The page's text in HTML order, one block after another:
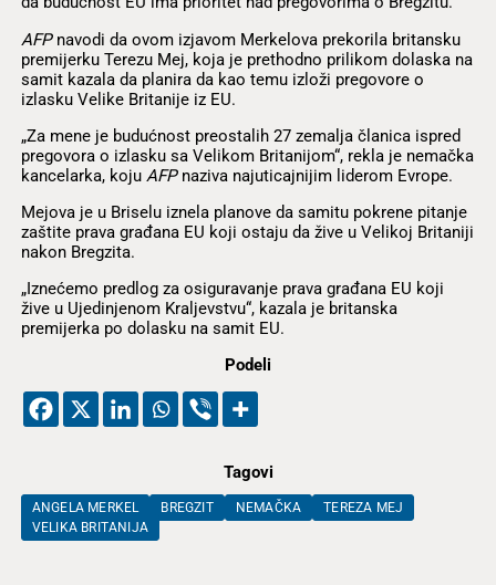
AFPnavodi da ovom izjavom Merkelova prekorila britansku
premijerku Terezu Mej, koja je prethodno prilikom dolaska na
samit kazala da planira da kao temu izloži pregovore o
izlasku Velike Britanije iz EU.
„Za mene je budućnost preostalih 27 zemalja članica ispred
pregovora o izlasku sa Velikom Britanijom“, rekla je nemačka
kancelarka, koju AFPnaziva najuticajnijim liderom Evrope.
Mejova je u Briselu iznela planove da samitu pokrene pitanje
zaštite prava građana EU koji ostaju da žive u Velikoj Britaniji
nakon Bregzita.
„Iznećemo predlog za osiguravanje prava građana EU koji
žive u Ujedinjenom Kraljevstvu“, kazala je britanska
premijerka po dolasku na samit EU.
Podeli
Tagovi
ANGELA MERKEL BREGZIT NEMAČKA
TEREZA MEJ
VELIKA BRITANIJA